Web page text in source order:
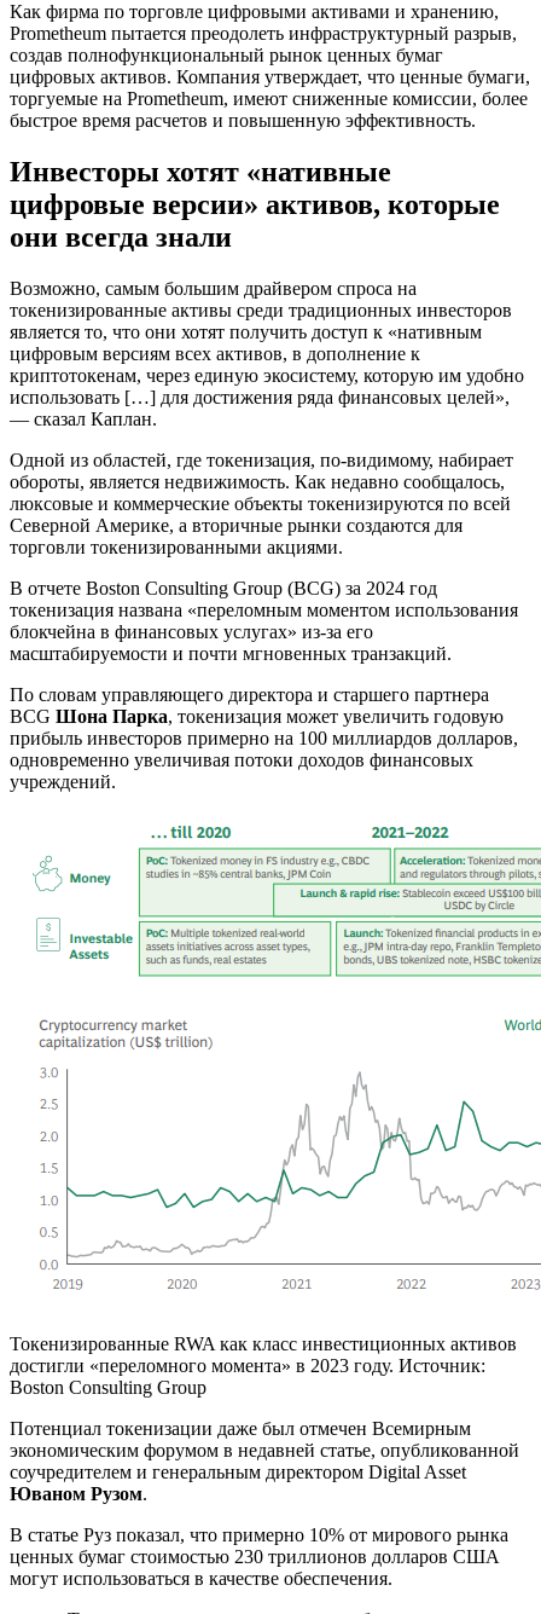
Как фирма по торговле цифровыми активами и хранению,
Prometheum пытается преодолеть инфраструктурный разрыв,
создав полнофункциональный рынок ценных бумаг
цифровых активов. Компания утверждает, что ценные бумаги,
торгуемые на Prometheum, имеют сниженные комиссии, более
быстрое время расчетов и повышенную эффективность.
Инвесторы хотят «нативные
цифровые версии» активов, которые
они всегда знали
Возможно, самым большим драйвером спроса на
токенизированные активы среди традиционных инвесторов
является то, что они хотят получить доступ к «нативным
цифровым версиям всех активов, в дополнение к
криптотокенам, через единую экосистему, которую им удобно
использовать […] для достижения ряда финансовых целей»,
— сказал Каплан.
Одной из областей, где токенизация, по-видимому, набирает
обороты, является недвижимость. Как недавно сообщалось,
люксовые и коммерческие объекты токенизируются по всей
Северной Америке, а вторичные рынки создаются для
торговли токенизированными акциями.
В отчете Boston Consulting Group (BCG) за 2024 год
токенизация названа «переломным моментом использования
блокчейна в финансовых услугах» из-за его
масштабируемости и почти мгновенных транзакций.
По словам управляющего директора и старшего партнера
BCG Шона Парка, токенизация может увеличить годовую
прибыль инвесторов примерно на 100 миллиардов долларов,
одновременно увеличивая потоки доходов финансовых
учреждений.
Токенизированные RWA как класс инвестиционных активов
достигли «переломного момента» в 2023 году. Источник:
Boston Consulting Group
Потенциал токенизации даже был отмечен Всемирным
экономическим форумом в недавней статье, опубликованной
соучредителем и генеральным директором Digital Asset
Юваном Рузом.
В статье Руз показал, что примерно 10% от мирового рынка
ценных бумаг стоимостью 230 триллионов долларов США
могут использоваться в качестве обеспечения.